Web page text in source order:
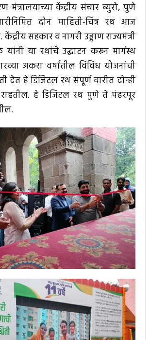
मंत्रालयाच्या केंद्रीय संचार ब्युरो, पुणे
दोन माहिती-चित्र रथ आज
सहकार व नागरी उड्डाण राज्यमंत्री
यांनी या रथांचे उद्घाटन करून मार्गस्थ
अकरा वर्षातील विविध योजनांची
देत हे डिजिटल रथ संपूर्ण वारीत दोन्ही
राहतील. हे डिजिटल रथ पुणे ते पंढरपूर